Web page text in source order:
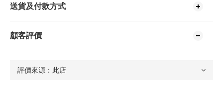
送貨及付款方式
顧客評價